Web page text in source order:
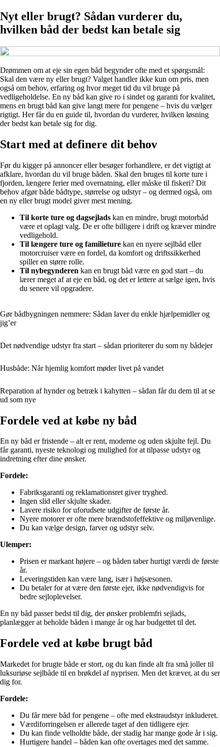
Nyt eller brugt? Sådan vurderer du,
hvilken båd der bedst kan betale sig
Drømmen om at eje sin egen båd begynder ofte med et spørgsmål:
Skal den være ny eller brugt? Valget handler ikke kun om pris, men
også om behov, erfaring og hvor meget tid du vil bruge på
vedligeholdelse. En ny båd kan give ro i sindet og garanti for kvalitet,
mens en brugt båd kan give langt mere for pengene – hvis du vælger
rigtigt. Her får du en guide til, hvordan du vurderer, hvilken løsning
der bedst kan betale sig for dig.
Start med at definere dit behov
Før du kigger på annoncer eller besøger forhandlere, er det vigtigt at
afklare, hvordan du vil bruge båden. Skal den bruges til korte ture i
fjorden, længere ferier med overnatning, eller måske til fiskeri? Dit
behov afgør både bådtype, størrelse og udstyr – og dermed også, om
en ny eller brugt model giver mest mening.
Til korte ture og dagsejlads kan en mindre, brugt motorbåd
være et oplagt valg. De er ofte billigere i drift og kræver mindre
vedligehold.
Til længere ture og familieture kan en nyere sejlbåd eller
motorcruiser være en fordel, da komfort og driftssikkerhed
spiller en større rolle.
Til nybegynderen kan en brugt båd være en god start – du
lærer meget af at eje en båd, og det er lettere at sælge igen, hvis
du senere vil opgradere.
Gør bådbygningen nemmere: Sådan laver du enkle hjælpemidler og
jig’er
Det nødvendige udstyr fra start – sådan prioriterer du som ny bådejer
Husbåde: Når hjemlig komfort møder livet på vandet
Reparation af hynder og betræk i kahytten – sådan får du dem til at se
ud som nye
Fordele ved at købe ny båd
En ny båd er fristende – alt er rent, moderne og uden skjulte fejl. Du
får garanti, nyeste teknologi og mulighed for at tilpasse udstyr og
indretning efter dine ønsker.
Fordele:
Fabriksgaranti og reklamationsret giver tryghed.
Ingen slid eller skjulte skader.
Lavere risiko for uforudsete udgifter de første år.
Nyere motorer er ofte mere brændstofeffektive og miljøvenlige.
Du kan vælge design, farver og udstyr selv.
Ulemper:
Prisen er markant højere – og båden taber hurtigt værdi de første
år.
Leveringstiden kan være lang, især i højsæsonen.
Du betaler for at være den første ejer, ikke nødvendigvis for
bedre sejloplevelser.
En ny båd passer bedst til dig, der ønsker problemfri sejlads,
planlægger at beholde båden i mange år og har budgettet til det.
Fordele ved at købe brugt båd
Markedet for brugte både er stort, og du kan finde alt fra små joller til
luksuriøse sejlbåde til en brøkdel af nyprisen. Men det kræver, at du ser
dig for.
Fordele:
Du får mere båd for pengene – ofte med ekstraudstyr inkluderet.
Værdiforringelsen er allerede taget af den tidligere ejer.
Du kan finde velholdte både, der stadig har mange gode år i sig.
Hurtigere handel – båden kan ofte overtages med det samme.